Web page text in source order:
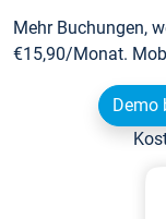
Mehr Buchungen,
€15,90/Monat.
Demo